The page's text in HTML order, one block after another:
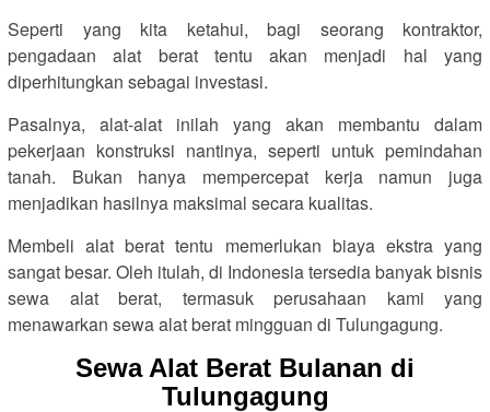
Seperti yang kita ketahui, bagi seorang kontraktor,
pengadaan alat berat tentu akan menjadi hal yang
diperhitungkan sebagai investasi.
Pasalnya, alat-alat inilah yang akan membantu dalam
pekerjaan konstruksi nantinya, seperti untuk pemindahan
tanah. Bukan hanya mempercepat kerja namun juga
menjadikan hasilnya maksimal secara kualitas.
Membeli alat berat tentu memerlukan biaya ekstra yang
sangat besar. Oleh itulah, di Indonesia tersedia banyak bisnis
sewa alat berat, termasuk perusahaan kami yang
menawarkan sewa alat berat mingguan di Tulungagung.
Sewa Alat Berat Bulanan di
Tulungagung